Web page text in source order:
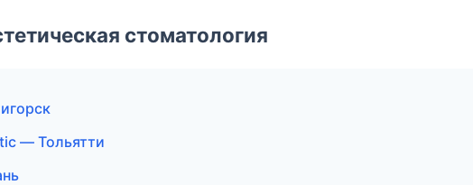
стоматология
— Тольятти